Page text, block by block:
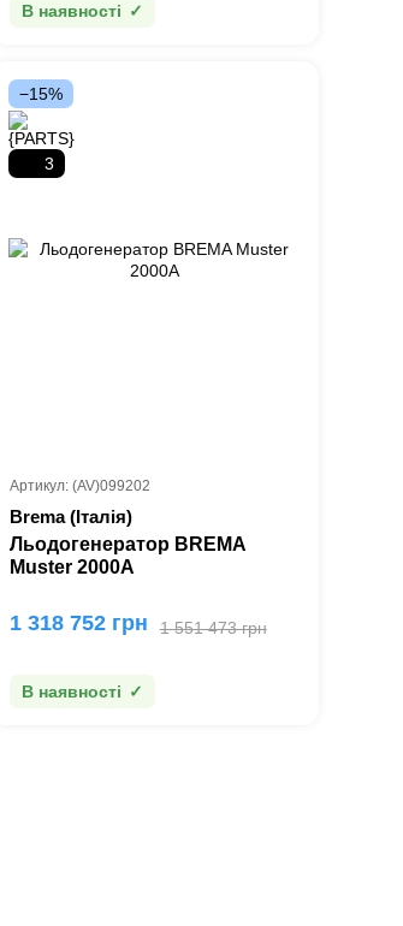
В наявності
−15%
3
Артикул: (AV)099202
Brema (Італія)
Льодогенератор BREMA
Muster 2000A
1 551 473 грн
1 318 752 грн
В наявності